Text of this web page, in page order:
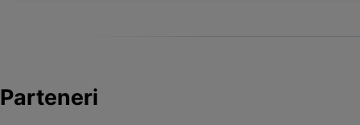
Parteneri